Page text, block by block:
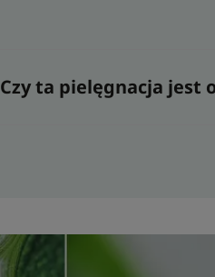
Czy ta pielęgnacja jest